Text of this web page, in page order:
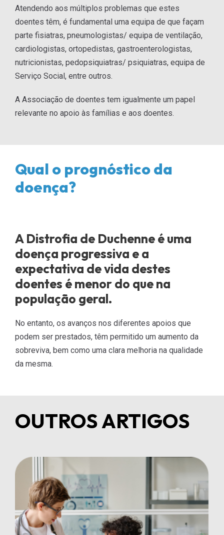
Atendendo aos múltiplos problemas que estes
doentes têm, é fundamental uma equipa de que façam
parte fisiatras, pneumologistas/ equipa de ventilação,
cardiologistas, ortopedistas, gastroenterologistas,
nutricionistas, pedopsiquiatras/ psiquiatras, equipa de
Serviço Social, entre outros.
A Associação de doentes tem igualmente um papel
relevante no apoio às famílias e aos doentes.
Qual o prognóstico da
doença?
A Distrofia de Duchenne é uma
doença progressiva e a
expectativa de vida destes
doentes é menor do que na
população geral.
No entanto, os avanços nos diferentes apoios que
podem ser prestados, têm permitido um aumento da
sobreviva, bem como uma clara melhoria na qualidade
da mesma.
OUTROS ARTIGOS